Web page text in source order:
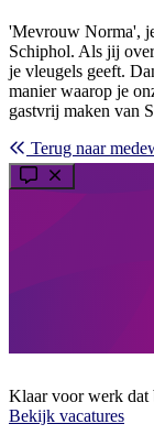
'Mevrouw Norma',
Schiphol. Als jij
je vleugels geeft.
manier waarop je
gastvrij maken van
Terug naar
Klaar voor werk dat
Bekijk vacatures